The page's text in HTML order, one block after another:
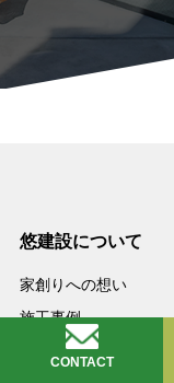
悠建設について
家創りへの想い
施工事例
採用情報
CONTACT